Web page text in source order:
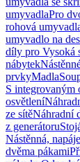
umyvadlaPro
rohová
umyvadlo na
díly pro Vysoká
nábytek
prvkyMadla
S integrovaným
osvětlení
ze sítěNáhradní
z generátoru
Nástěnná,
dvěma pákami